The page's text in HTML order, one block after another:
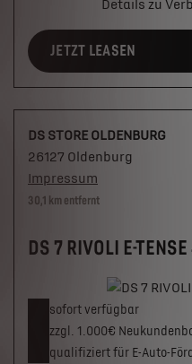
Details zu
JETZT LEASEN
30,1 km entfernt
DS 7 RIVOLI E-
sofort verfügbar
zzgl. 1.000€
qualifiziert für E-Auto-
DS STORE OLDENBURG
26127 Oldenburg
Impressum